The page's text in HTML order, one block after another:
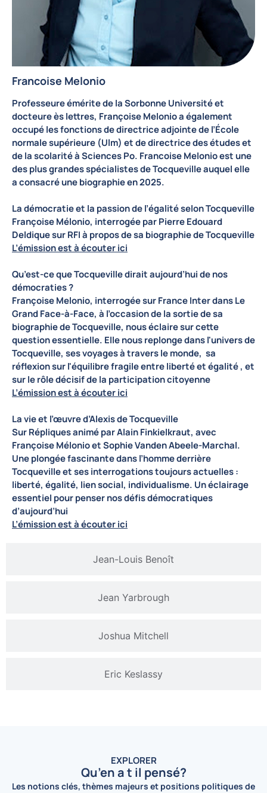
Jean-Louis Benoît
Jean Yarbrough
Joshua Mitchell
Eric Keslassy
Francoise Melonio
Professeure émérite de la Sorbonne Université et
docteure ès lettres, Françoise Melonio a également
occupé les fonctions de directrice adjointe de l’École
normale supérieure (Ulm) et de directrice des études et
de la scolarité à Sciences Po. Francoise Melonio est une
des plus grandes spécialistes de Tocqueville auquel elle
a consacré une biographie en 2025.
La démocratie et la passion de l’égalité selon Tocqueville
Françoise Mélonio, interrogée par Pierre Edouard
Deldique sur RFI à propos de sa biographie de Tocqueville
L’émission est à écouter ici
Qu’est-ce que Tocqueville dirait aujourd’hui de nos
démocraties ?
Françoise Melonio, interrogée sur France Inter dans Le
Grand Face-à-Face, à l’occasion de la sortie de sa
biographie de Tocqueville, nous éclaire sur cette
question essentielle. Elle nous replonge dans l'univers de
Tocqueville, ses voyages à travers le monde, sa
réflexion sur l'équilibre fragile entre liberté et égalité , et
sur le rôle décisif de la participation citoyenne
L’émission est à écouter ici
La vie et l’œuvre d’Alexis de Tocqueville
Sur Répliques animé par Alain Finkielkraut, avec
Françoise Mélonio et Sophie Vanden Abeele-Marchal.
Une plongée fascinante dans l’homme derrière
Tocqueville et ses interrogations toujours actuelles :
liberté, égalité, lien social, individualisme. Un éclairage
essentiel pour penser nos défis démocratiques
d’aujourd’hui
L’émission est à écouter ici
EXPLORER
Qu’en a t il pensé?
Les notions clés, thèmes majeurs et positions politiques de